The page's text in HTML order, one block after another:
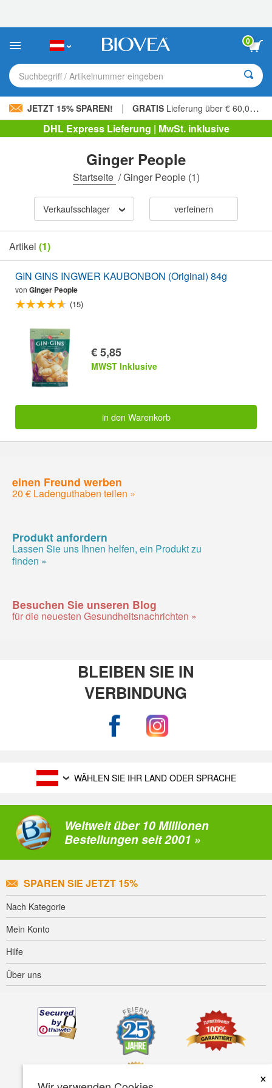
Sie:
Website
ein
Barrierefreiheitssystem.
0
Suchbegriff / Artikelnummer eingeben
JETZT 15% SPAREN! | GRATIS Lieferung über € 60,00 »
DHL Express Lieferung | MwSt. inklusive
×
Ginger People
Startseite /Ginger People(1)
Verkaufsschlager verfeinern
Artikel (1)
GIN GINS INGWER KAUBONBON (Original) 84g
von Ginger People
(15)
€ 5,85
MWST Inklusive
in den Warenkorb
einen Freund werben
20 € Ladenguthaben teilen »
Produkt anfordern
Lassen Sie uns Ihnen helfen, ein Produkt zu
finden »
Besuchen Sie unseren Blog
für die neuesten Gesundheitsnachrichten »
BLEIBEN SIE IN
VERBINDUNG
WÄHLEN SIE IHR LAND ODER SPRACHE
Weltweit über 10 Millionen
Bestellungen seit 2001 »
SPAREN SIE JETZT 15%
Nach Kategorie
Mein Konto
Hilfe
Über uns